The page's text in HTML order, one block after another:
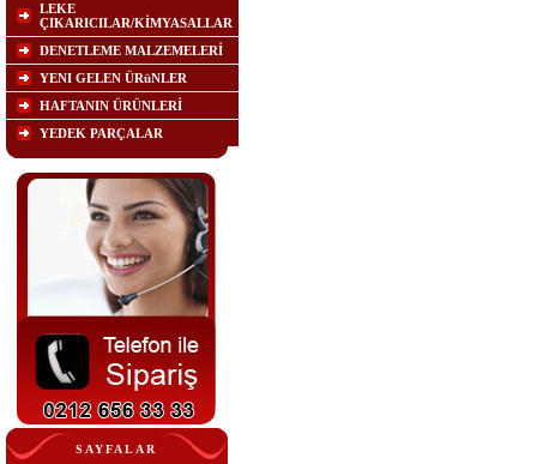
LEKE
ÇIKARICILAR/KİMYASALLAR
DENETLEME MALZEMELERİ
YENI GELEN ÜRüNLER
HAFTANIN ÜRÜNLERİ
YEDEK PARÇALAR
SAYFALAR